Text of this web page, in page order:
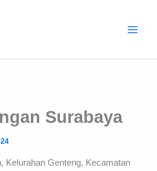
Surabaya
Kelurahan Genteng, Kecamatan